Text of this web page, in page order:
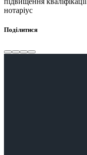
нотаріус
Поділитися